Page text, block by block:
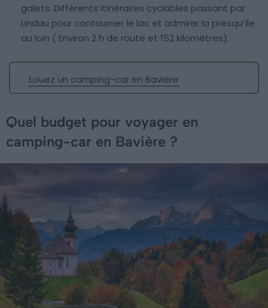
galets. Différents itinéraires cyclables passant par
Lindau pour contourner le lac et admirer la presqu’île
au loin ( Environ 2 h de route et 152 kilomètres).
Louez un camping-car en Bavière
Quel budget pour voyager en
camping-car en Bavière ?